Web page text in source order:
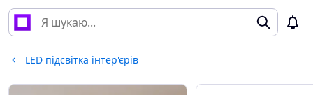
LED підсвітка інтер'єрів